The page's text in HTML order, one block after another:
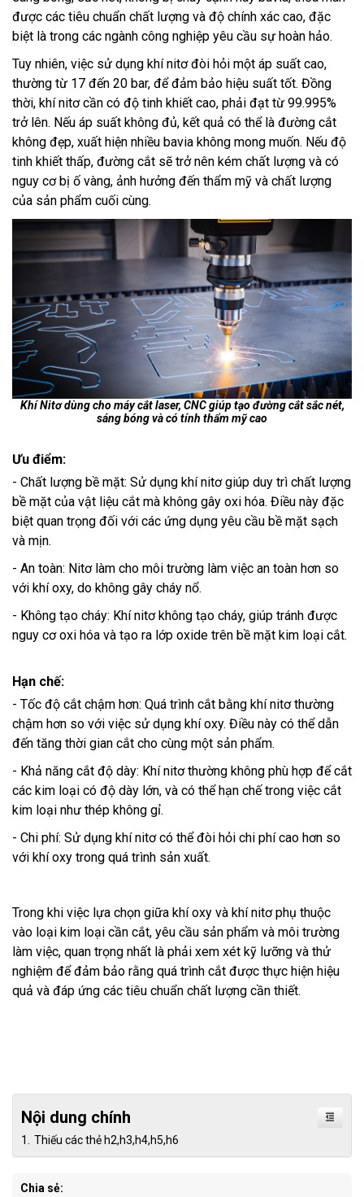
được các tiêu chuẩn chất lượng và độ chính xác cao, đặc
biệt là trong các ngành công nghiệp yêu cầu sự hoàn hảo.
Tuy nhiên, việc sử dụng khí nitơ đòi hỏi một áp suất cao,
thường từ 17 đến 20 bar, để đảm bảo hiệu suất tốt. Đồng
thời, khí nitơ cần có độ tinh khiết cao, phải đạt từ 99.995%
trở lên. Nếu áp suất không đủ, kết quả có thể là đường cắt
không đẹp, xuất hiện nhiều bavia không mong muốn. Nếu độ
tinh khiết thấp, đường cắt sẽ trở nên kém chất lượng và có
nguy cơ bị ố vàng, ảnh hưởng đến thẩm mỹ và chất lượng
của sản phẩm cuối cùng.
Khí Nitơ dùng cho máy cắt laser, CNC giúp tạo đường cắt sắc nét,
sáng bóng và có tính thẩm mỹ cao
Ưu điểm:
- Chất lượng bề mặt: Sử dụng khí nitơ giúp duy trì chất lượng
bề mặt của vật liệu cắt mà không gây oxi hóa. Điều này đặc
biệt quan trọng đối với các ứng dụng yêu cầu bề mặt sạch
và mịn.
- An toàn: Nitơ làm cho môi trường làm việc an toàn hơn so
với khí oxy, do không gây cháy nổ.
- Không tạo cháy: Khí nitơ không tạo cháy, giúp tránh được
nguy cơ oxi hóa và tạo ra lớp oxide trên bề mặt kim loại cắt.
Hạn chế:
- Tốc độ cắt chậm hơn: Quá trình cắt bằng khí nitơ thường
chậm hơn so với việc sử dụng khí oxy. Điều này có thể dẫn
đến tăng thời gian cắt cho cùng một sản phẩm.
- Khả năng cắt độ dày: Khí nitơ thường không phù hợp để cắt
các kim loại có độ dày lớn, và có thể hạn chế trong việc cắt
kim loại như thép không gỉ.
- Chi phí: Sử dụng khí nitơ có thể đòi hỏi chi phí cao hơn so
với khí oxy trong quá trình sản xuất.
Trong khi việc lựa chọn giữa khí oxy và khí nitơ phụ thuộc
vào loại kim loại cần cắt, yêu cầu sản phẩm và môi trường
làm việc, quan trọng nhất là phải xem xét kỹ lưỡng và thử
nghiệm để đảm bảo rằng quá trình cắt được thực hiện hiệu
quả và đáp ứng các tiêu chuẩn chất lượng cần thiết.
Nội dung chính
Thiếu các thẻ h2,h3,h4,h5,h6
Chia sẻ: